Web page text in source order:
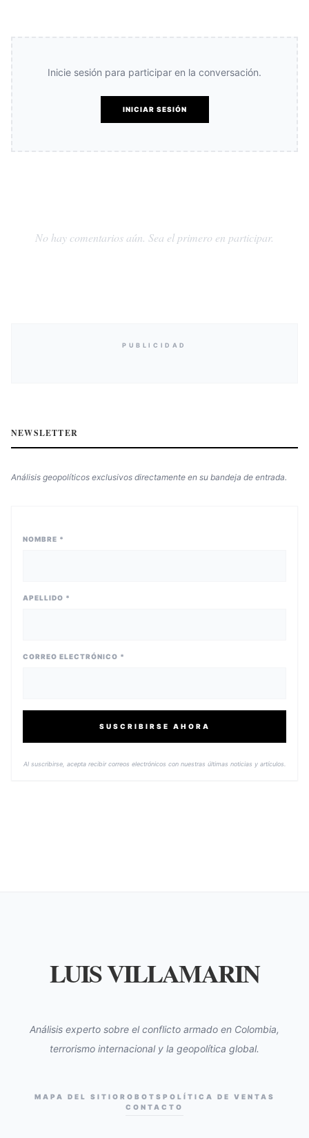
Inicie sesión para participar en la conversación.
INICIAR SESIÓN
No hay comentarios aún. Sea el primero en participar.
PUBLICIDAD
NEWSLETTER
Análisis geopolíticos exclusivos directamente en su bandeja de entrada.
NOMBRE *
APELLIDO *
CORREO ELECTRÓNICO *
SUSCRIBIRSE AHORA
Al suscribirse, acepta recibir correos electrónicos con nuestras últimas noticias y artículos.
LUIS VILLAMARIN
Análisis experto sobre el conflicto armado en Colombia,
terrorismo internacional y la geopolítica global.
MAPA DEL SITIO ROBOTS POLÍTICA DE VENTAS
CONTACTO